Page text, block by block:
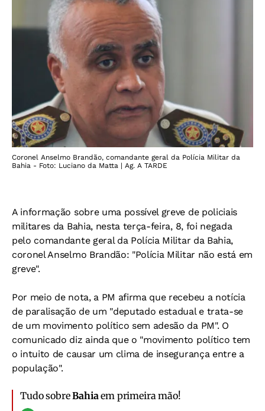
Coronel Anselmo Brandão, comandante geral da Polícia Militar da
Bahia - Foto: Luciano da Matta | Ag. A TARDE
A informação sobre uma possível greve de policiais
militares da Bahia, nesta terça-feira, 8, foi negada
pelo comandante geral da Polícia Militar da Bahia,
coronel Anselmo Brandão: "Polícia Militar não está em
greve".
Por meio de nota, a PM afirma que recebeu a notícia
de paralisação de um "deputado estadual e trata-se
de um movimento político sem adesão da PM". O
comunicado diz ainda que o "movimento político tem
o intuito de causar um clima de insegurança entre a
população".
Tudo sobreBahia em primeira mão!